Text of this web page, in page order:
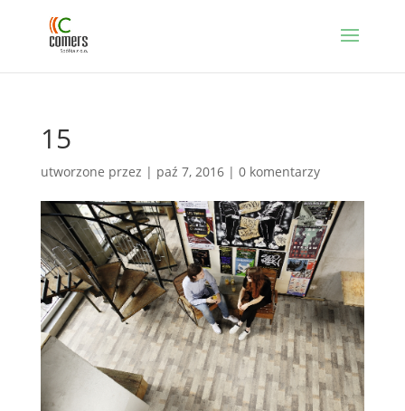
15
utworzone przez | paź 7, 2016| 0 komentarzy